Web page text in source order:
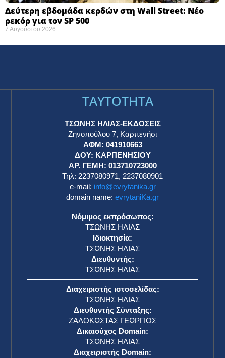
Δεύτερη εβδομάδα κερδών στη Wall Street: Νέο
ρεκόρ για τον SP 500
7 Αυγούστου 2026
TAYTOTHTA
ΤΣΩΝΗΣ ΗΛΙΑΣ-ΕΚΔΟΣΕΙΣ
Ζηνοπούλου 7, Καρπενήσι
ΑΦΜ: 041910663
ΔΟΥ: ΚΑΡΠΕΝΗΣΙΟΥ
ΑΡ. ΓΕΜΗ: 013710723000
Τηλ: 2237080971, 2237080901
e-mail: info@evrytanika.gr
domain name: evrytaniKa.gr
Νόμιμος εκπρόσωπος:
ΤΣΩΝΗΣ ΗΛΙΑΣ
Ιδιοκτησία:
ΤΣΩΝΗΣ ΗΛΙΑΣ
Διευθυντής:
ΤΣΩΝΗΣ ΗΛΙΑΣ
Διαχειριστής ιστοσελίδας:
ΤΣΩΝΗΣ ΗΛΙΑΣ
Διευθυντής Σύνταξης:
ΖΑΛΟΚΩΣΤΑΣ ΓΕΩΡΓΙΟΣ
Δικαιούχος Domain:
ΤΣΩΝΗΣ ΗΛΙΑΣ
Διαχειριστής Domain: